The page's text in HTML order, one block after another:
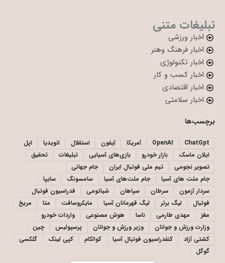
تبلیغات متنی
اخبار ورزشی
اخبار فرهنگ وهنر
اخبار تکنولوژی
اخبار کسب و کار
اخبار اقتصادی
اخبار سلامتی
برچسب‌ها
ChatGpt
OpenAI آمریکا آیفون استقلال انویدیا
اپل
ایلان ماسک
بازار خودرو بازی‌های آسیایی تبلیغات
تحقیق
تصویر نجومی
تیم ملی فوتبال ایران
جام جهانی
جام ملت های آسیا
جام ملت‌های آسیا سامسونگ
سایپا
سردار آزمون
سرطان سپاهان شیائومی
فدراسیون فوتبال
فوتبال
لیگ برتر لیگ قهرمانان آسیا مایکروسافت متا
مریخ
مغز
مهدی طارمی ناسا هوش مصنوعی
واردات خودرو
وزارت ورزش و جوانان
وزیر ورزش و جوانان پرسپولیس
چین
کشتی آزاد
کنفدراسیون فوتبال آسیا کوالکام کپی لینک
گلکسی
گوگل